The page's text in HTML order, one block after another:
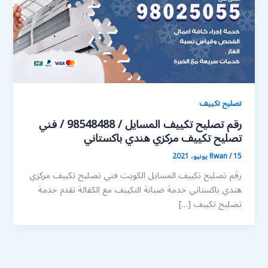
تصليح تكييف
رقم تصليح تكييف المسايل / 98548488 / فني
تصليح تكييف مركزي هندي باكستاني
Rwan/15 يونيو، 2021
رقم تصليح تكييف المسايل الكويت فني تصليح تكييف مركزي
هندي باكستاني خدمة صيانة التكييف مع الكفالة نقدم خدمة
تصليح تكييف […]